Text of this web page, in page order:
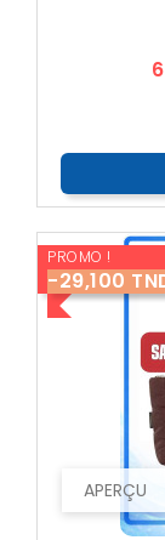
APERÇU
PROMO !
-29,100